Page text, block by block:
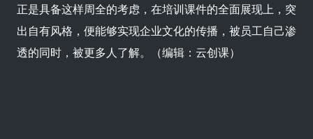
正是具备这样周全的考虑，在培训课件的全面展现上，突
出自有风格，便能够实现企业文化的传播，被员工自己渗
透的同时，被更多人了解。（编辑：云创课）